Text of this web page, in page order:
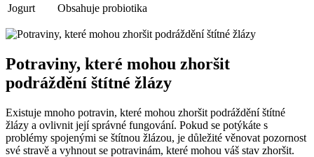
Jogurt
Obsahuje probiotika
Potraviny, které mohou zhoršit
podráždění štítné žlázy
Existuje mnoho potravin, které mohou zhoršit podráždění štítné
žlázy a ovlivnit její správné fungování. Pokud se potýkáte s
problémy spojenými se štítnou žlázou, je důležité věnovat pozornost
své stravě a vyhnout se potravinám, které mohou váš stav zhoršit.